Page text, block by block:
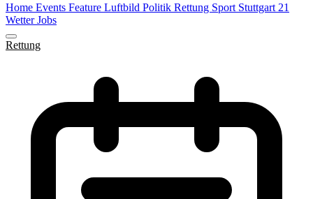
Home Events Feature Luftbild Politik Rettung Sport Stuttgart 21
WetterJobs
Rettung